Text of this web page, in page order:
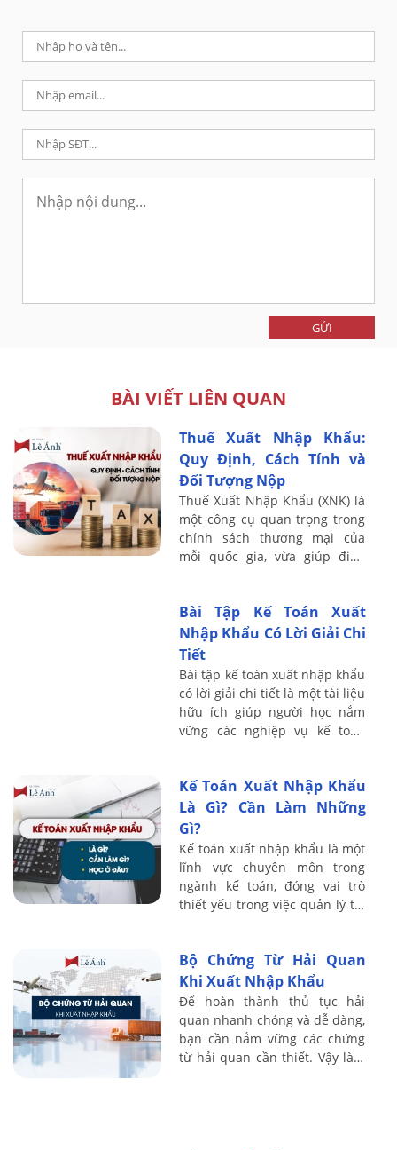
GỬI
BÀI VIẾT LIÊN QUAN
Thuế Xuất Nhập Khẩu:
Quy Định, Cách Tính và
Đối Tượng Nộp
Thuế Xuất Nhập Khẩu (XNK) là
một công cụ quan trọng trong
chính sách thương mại của
mỗi quốc gia, vừa giúp điều
nội địa. ...
Bài Tập Kế Toán Xuất
Nhập Khẩu Có Lời Giải Chi
Tiết
Bài tập kế toán xuất nhập khẩu
có lời giải chi tiết là một tài liệu
hữu ích giúp người học nắm
vững các nghiệp vụ kế toán
các ...
Kế Toán Xuất Nhập Khẩu
Là Gì? Cần Làm Những
Gì?
Kế toán xuất nhập khẩu là một
lĩnh vực chuyên môn trong
ngành kế toán, đóng vai trò
thiết yếu trong việc quản lý tài
mại quốc ...
Bộ Chứng Từ Hải Quan
Khi Xuất Nhập Khẩu
Để hoàn thành thủ tục hải
quan nhanh chóng và dễ dàng,
bạn cần nắm vững các chứng
từ hải quan cần thiết. Vậy làm